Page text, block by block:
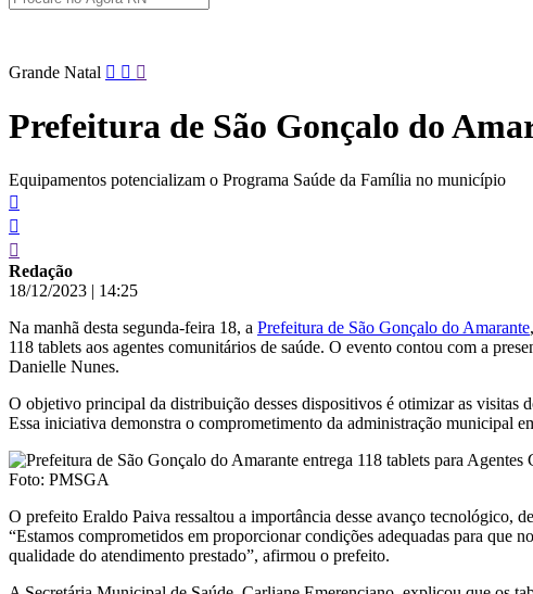
Pular
conteúdo
Grande Natal
Prefeitura de São Gonçalo do
Equipamentos potencializam o Programa Saúde da Família no município
Redação
18/12/2023 | 14:25
Na manhã desta segunda-feira 18, a Prefeitura de São Gonçalo do Amarante
118 tablets aos agentes comunitários de saúde. O evento contou com a
Danielle Nunes.
O objetivo principal da distribuição desses dispositivos é otimizar as visitas
Essa iniciativa demonstra o comprometimento da administração municipal
Foto: PMSGA
O prefeito Eraldo Paiva ressaltou a importância desse avanço tecnológico,
“Estamos comprometidos em proporcionar condições adequadas para que
qualidade do atendimento prestado”, afirmou o prefeito.